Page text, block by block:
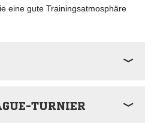
eine gute Trainingsatmosphäre
TURNIER